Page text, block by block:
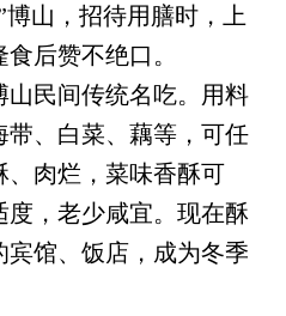
山，招待用膳时，上
后赞不绝口。
民间传统名吃。用料
带、白菜、藕等，可任
肉烂，菜味香酥可
度，老少咸宜。现在酥
馆、饭店，成为冬季